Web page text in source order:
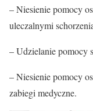
– Niesienie pomocy
uleczalnymi
– Udzielanie pomocy
– Niesienie pomocy
zabiegi medyczne.